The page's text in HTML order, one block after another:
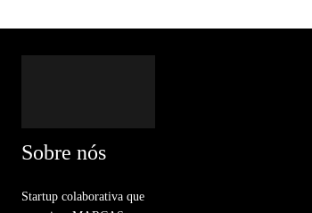
Sobre nós
Startup colaborativa que